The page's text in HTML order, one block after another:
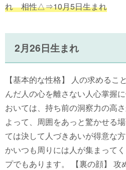
れ 相性△⇒10月5日生まれ
2月26日生まれ
【基本的な性格】 人の求めるこ
んだ人の心を離さない人心掌握
おいては、持ち前の洞察力の高
よって、周囲をあっと驚かせる
ては決して人づきあいが得意な
かいつも周りには人が集まって
プでもあります。 【裏の顔】 攻